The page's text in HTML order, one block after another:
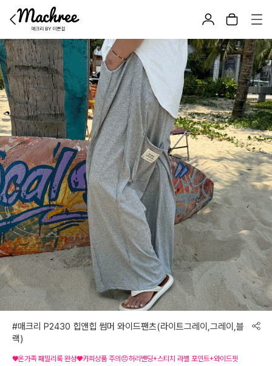
#매크리 P2430 힙앤힙 썸머 와이드팬츠(라이트그레이,그레이,블
랙)
♥온가족 패밀리룩 완성♥카피상품 주의😠허리밴딩+스티치 라벨 포인트+와이드핏